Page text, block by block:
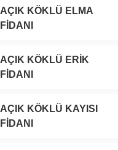
AÇIK KÖKLÜ ELMA
FİDANI
AÇIK KÖKLÜ ERİK
FİDANI
AÇIK KÖKLÜ KAYISI
FİDANI